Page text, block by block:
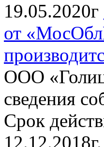
19.05.2020г
от
ООО
сведения
Срок